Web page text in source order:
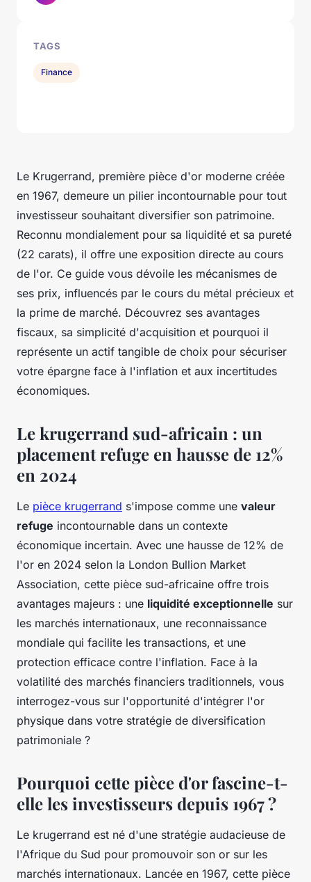
Le Krugerrand, première pièce d'or moderne créée
en 1967, demeure un pilier incontournable pour tout
investisseur souhaitant diversifier son patrimoine.
Reconnu mondialement pour sa liquidité et sa pureté
(22 carats), il offre une exposition directe au cours
de l'or. Ce guide vous dévoile les mécanismes de
ses prix, influencés par le cours du métal précieux et
la prime de marché. Découvrez ses avantages
fiscaux, sa simplicité d'acquisition et pourquoi il
représente un actif tangible de choix pour sécuriser
votre épargne face à l'inflation et aux incertitudes
économiques.
Le krugerrand sud-africain : un
placement refuge en hausse de 12%
en 2024
Le pièce krugerrand s'impose comme une valeur
refuge incontournable dans un contexte
économique incertain. Avec une hausse de 12% de
l'or en 2024 selon la London Bullion Market
Association, cette pièce sud-africaine offre trois
avantages majeurs : une liquidité exceptionnelle sur
les marchés internationaux, une reconnaissance
mondiale qui facilite les transactions, et une
protection efficace contre l'inflation. Face à la
volatilité des marchés financiers traditionnels, vous
interrogez-vous sur l'opportunité d'intégrer l'or
physique dans votre stratégie de diversification
patrimoniale ?
Pourquoi cette pièce d'or fascine-t-
elle les investisseurs depuis 1967 ?
Le krugerrand est né d'une stratégie audacieuse de
l'Afrique du Sud pour promouvoir son or sur les
marchés internationaux. Lancée en 1967, cette pièce
TAGS
Finance